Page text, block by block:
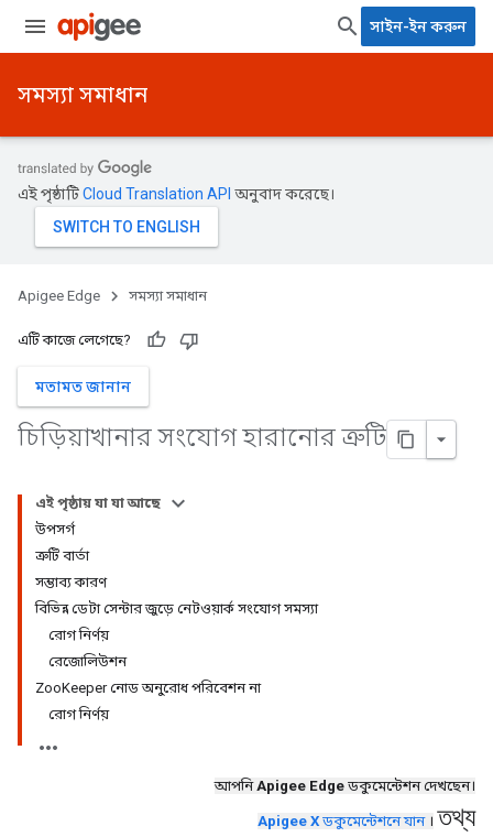
সাইন-ইন করুন
সমস্যা সমাধান
এই পৃষ্ঠাটিCloud Translation API অনুবাদ করেছে।
Apigee Edge সমস্যা সমাধান
এটি কাজে লেগেছে?
মতামত জানান
চিড়িয়াখানার সংযোগ হারানোর ত্রুটি
এই পৃষ্ঠায় যা যা আছে
উপসর্গ
ত্রুটি বার্তা
সম্ভাব্য কারণ
বিভিন্ন ডেটা সেন্টার জুড়ে নেটওয়ার্ক সংযোগ সমস্যা
রোগ নির্ণয়
রেজোলিউশন
ZooKeeper নোড অনুরোধ পরিবেশন না
রোগ নির্ণয়
আপনিApigee Edge ডকুমেন্টেশন দেখছেন।
Apigee X ডকুমেন্টেশনে যান। তথ্য